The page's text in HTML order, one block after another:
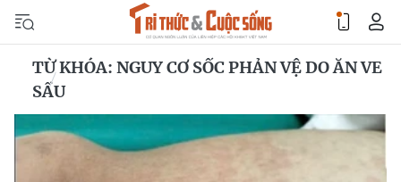
TỪ KHÓA: NGUY CƠ SỐC PHẢN VỆ DO ĂN VE
SẦU